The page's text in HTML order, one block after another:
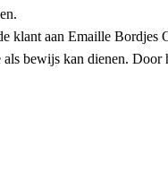
aan Emaille Bordjes
bewijs kan dienen. Door